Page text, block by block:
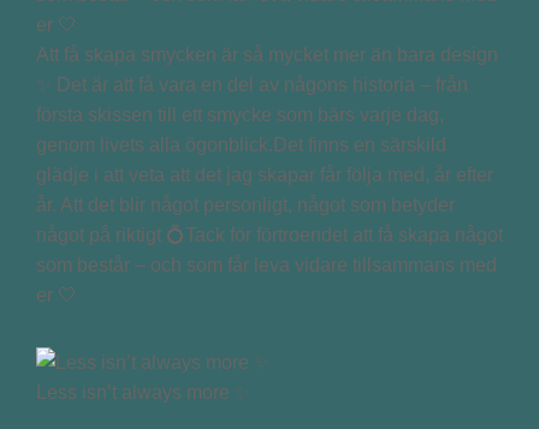
Att få skapa smycken är så mycket mer än bara design
✨ Det är att få vara en del av någons historia – från
första skissen till ett smycke som bärs varje dag,
genom livets alla ögonblick.Det finns en särskild
glädje i att veta att det jag skapar får följa med, år efter
år. Att det blir något personligt, något som betyder
något på riktigt 💍Tack för förtroendet att få skapa något
som består – och som får leva vidare tillsammans med
er 🤍
Less isn’t always more ✨